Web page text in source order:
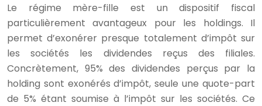
Le régime mère-fille est un dispositif fiscal
particulièrement avantageux pour les holdings. Il
permet d’exonérer presque totalement d’impôt sur
les sociétés les dividendes reçus des filiales.
Concrètement, 95% des dividendes perçus par la
holding sont exonérés d’impôt, seule une quote-part
de 5% étant soumise à l’impôt sur les sociétés. Ce